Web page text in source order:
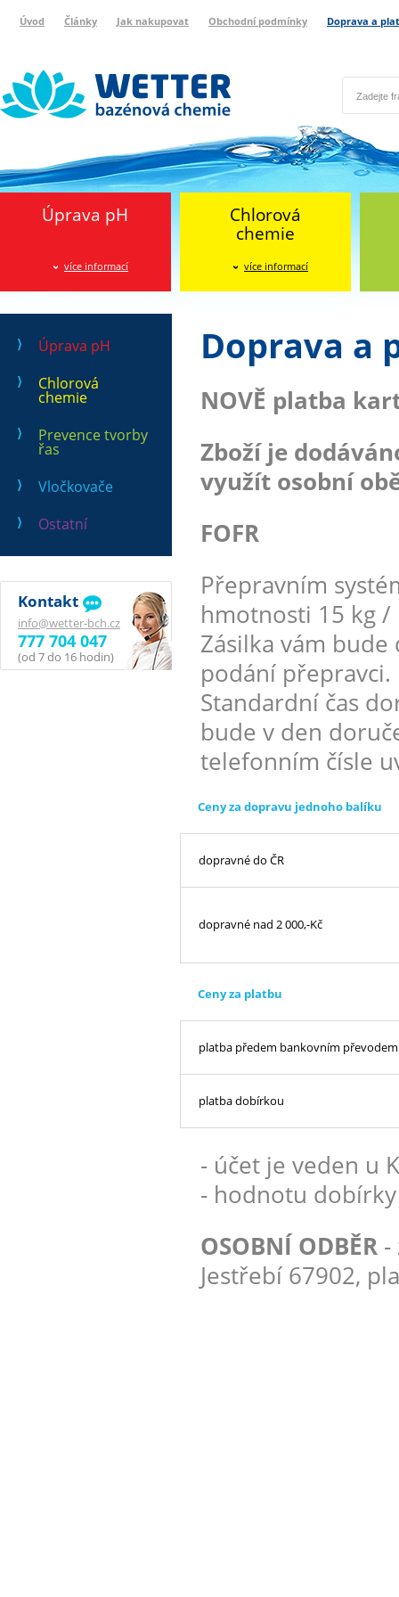
Úvod Články Jak nakupovat Obchodní podmínky Doprava a
Úprava pH
více informací
Chlorová
chemie
více informací
Úprava pH
Chlorová
chemie
Prevence tvorby
řas
Vločkovače
Ostatní
Kontakt
info@wetter-bch.cz
777 704 047
(od 7 do 16 hodin)
Doprava a
NOVĚ platba
Zboží je
využít osobní
FOFR
Přepravním
hmotnosti 15 kg /
Zásilka vám
podání přepravci.
Standardní čas
bude v den
telefonním čísle
Ceny za dopravu jednoho balíku
dopravné do ČR
dopravné nad 2 000,-Kč
Ceny za platbu
platba předem bankovním převodem
platba dobírkou
- účet je veden u
- hodnotu
OSOBNÍ ODBĚR -
Jestřebí 67902,